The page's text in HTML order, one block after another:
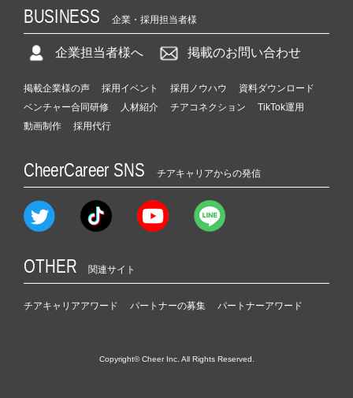
BUSINESS 企業・採用担当者様
企業担当者様へ 掲載のお問い合わせ
掲載企業様の声 採用イベント 採用ノウハウ
資料ダウンロード
ベンチャー合同研修
人材紹介 チアコネクション
TikTok運用
動画制作
採用代行
CheerCareer SNS チアキャリアからの発信
OTHER 関連サイト
チアキャリアアワード パートナーの募集 パートナーアワード
Copyright© Cheer Inc. All Rights Reserved.